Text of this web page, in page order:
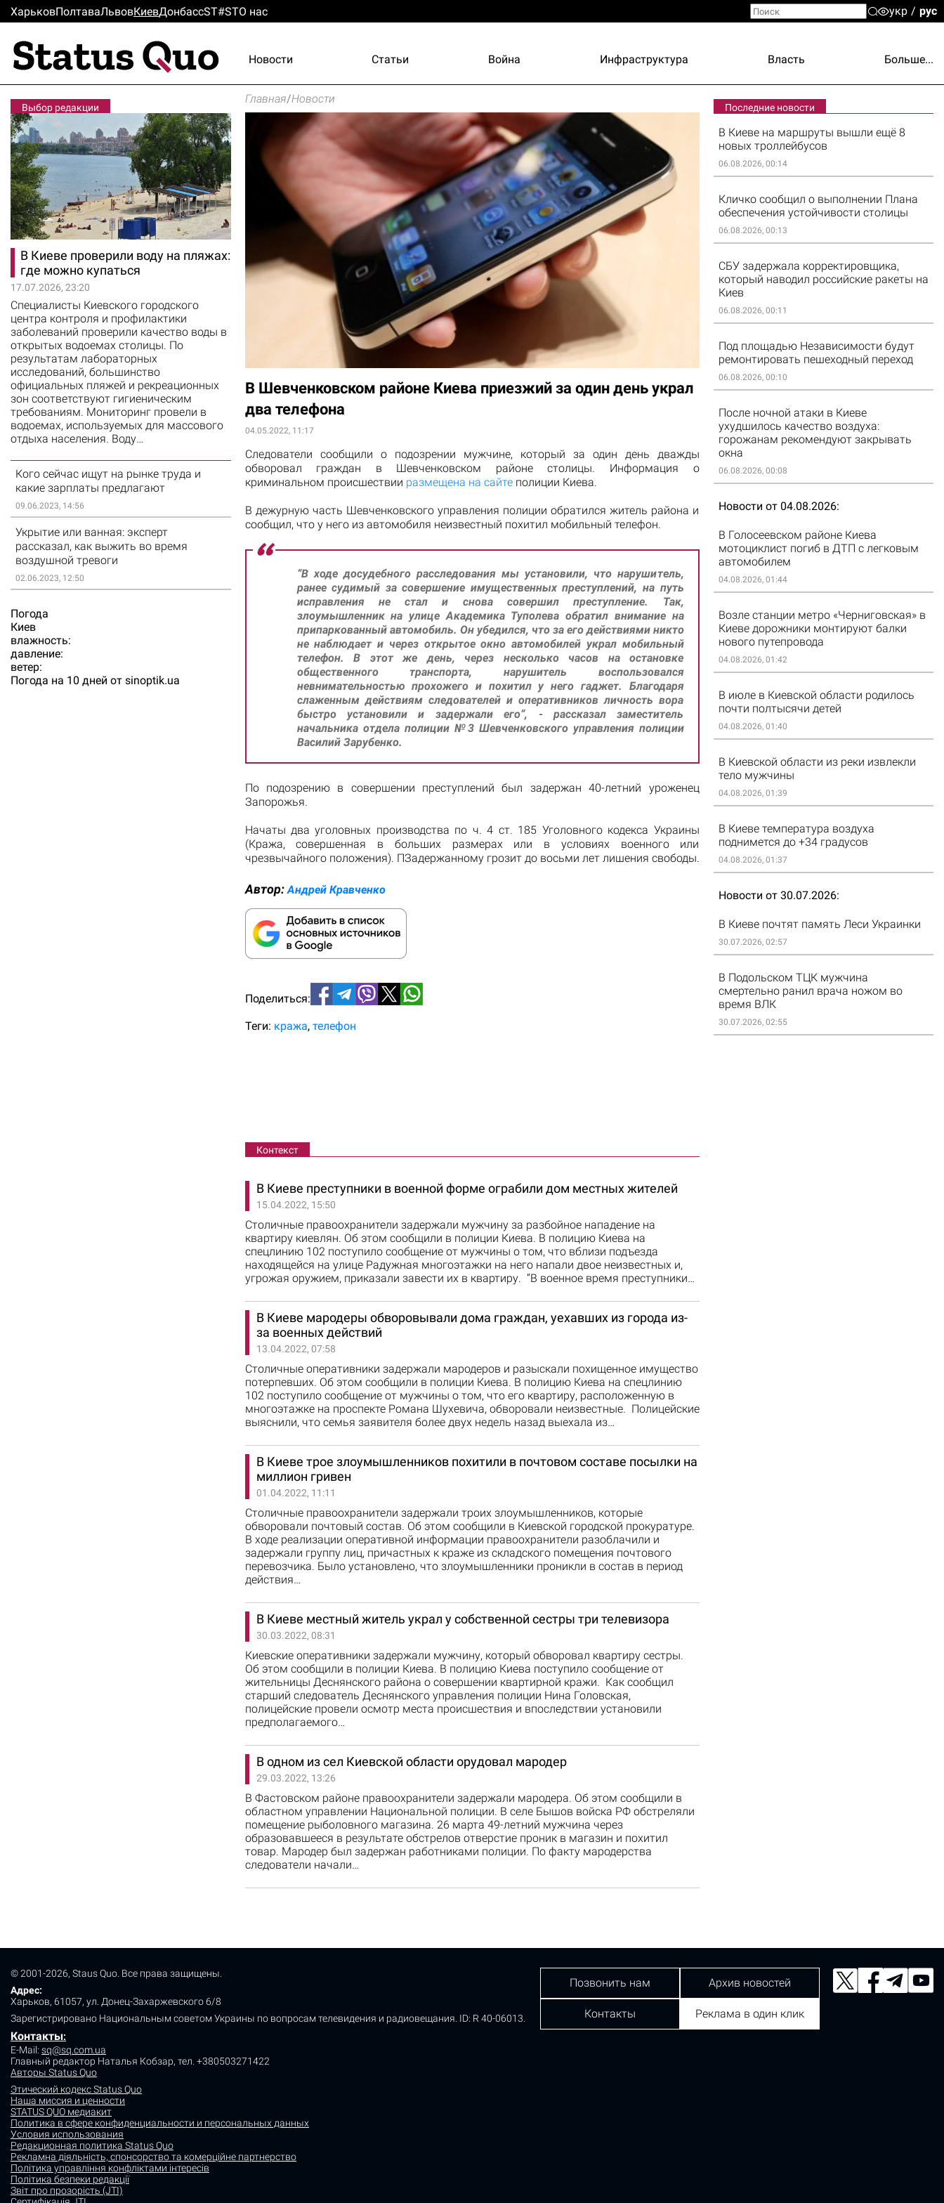
ХарьковПолтаваЛьвовКиевДонбассST#STО нас укр рус
Новости Статьи Война Инфраструктура Власть Больше...
Выбор редакции
В Киеве проверили воду на пляжах:
где можно купаться
17.07.2026, 23:20
Специалисты Киевского городского
центра контроля и профилактики
заболеваний проверили качество воды в
открытых водоемах столицы. По
результатам лабораторных
исследований, большинство
официальных пляжей и рекреационных
зон соответствуют гигиеническим
требованиям. Мониторинг провели в
водоемах, используемых для массового
отдыха населения. Воду…
Кого сейчас ищут на рынке труда и
какие зарплаты предлагают
09.06.2023, 14:56
Укрытие или ванная: эксперт
рассказал, как выжить во время
воздушной тревоги
02.06.2023, 12:50
Погода
Киев
влажность:
давление:
ветер:
Погода на 10 дней от sinoptik.ua
Главная/Новости
В Шевченковском районе Киева приезжий за один день украл
два телефона
04.05.2022, 11:17
Следователи сообщили о подозрении мужчине, который за один день дважды
обворовал граждан в Шевченковском районе столицы. Информация о
криминальном происшествии размещена на сайтеполиции Киева.
В дежурную часть Шевченковского управления полиции обратился житель района и
сообщил, что у него из автомобиля неизвестный похитил мобильный телефон.
“В ходе досудебного расследования мы установили, что нарушитель,
ранее судимый за совершение имущественных преступлений, на путь
исправления не стал и снова совершил преступление. Так,
злоумышленник на улице Академика Туполева обратил внимание на
припаркованный автомобиль. Он убедился, что за его действиями никто
не наблюдает и через открытое окно автомобилей украл мобильный
телефон. В этот же день, через несколько часов на остановке
общественного транспорта, нарушитель воспользовался
невнимательностью прохожего и похитил у него гаджет. Благодаря
слаженным действиям следователей и оперативников личность вора
быстро установили и задержали его”, - рассказал заместитель
начальника отдела полиции №3 Шевченковского управления полиции
Василий Зарубенко.
По подозрению в совершении преступлений был задержан 40-летний уроженец
Запорожья.
Начаты два уголовных производства по ч. 4 ст. 185 Уголовного кодекса Украины
(Кража, совершенная в больших размерах или в условиях военного или
чрезвычайного положения). ПЗадержанному грозит до восьми лет лишения свободы.
Автор: Андрей Кравченко
Поделиться:
Теги: кража телефон
Контекст
В Киеве преступники в военной форме ограбили дом местных жителей
15.04.2022, 15:50
Столичные правоохранители задержали мужчину за разбойное нападение на
квартиру киевлян. Об этом сообщили в полиции Киева. В полицию Киева на
спецлинию 102 поступило сообщение от мужчины о том, что вблизи подъезда
находящейся на улице Радужная многоэтажки на него напали двое неизвестных и,
угрожая оружием, приказали завести их в квартиру. “В военное время преступники…
В Киеве мародеры обворовывали дома граждан, уехавших из города из-
за военных действий
13.04.2022, 07:58
Столичные оперативники задержали мародеров и разыскали похищенное имущество
потерпевших. Об этом сообщили в полиции Киева. В полицию Киева на спецлинию
102 поступило сообщение от мужчины о том, что его квартиру, расположенную в
многоэтажке на проспекте Романа Шухевича, обворовали неизвестные. Полицейские
выяснили, что семья заявителя более двух недель назад выехала из…
В Киеве трое злоумышленников похитили в почтовом составе посылки на
миллион гривен
01.04.2022, 11:11
Столичные правоохранители задержали троих злоумышленников, которые
обворовали почтовый состав. Об этом сообщили в Киевской городской прокуратуре.
В ходе реализации оперативной информации правоохранители разоблачили и
задержали группу лиц, причастных к краже из складского помещения почтового
перевозчика. Было установлено, что злоумышленники проникли в состав в период
действия…
В Киеве местный житель украл у собственной сестры три телевизора
30.03.2022, 08:31
Киевские оперативники задержали мужчину, который обворовал квартиру сестры.
Об этом сообщили в полиции Киева. В полицию Киева поступило сообщение от
жительницы Деснянского района о совершении квартирной кражи. Как сообщил
старший следователь Деснянского управления полиции Нина Головская,
полицейские провели осмотр места происшествия и впоследствии установили
предполагаемого…
В одном из сел Киевской области орудовал мародер
29.03.2022, 13:26
В Фастовском районе правоохранители задержали мародера. Об этом сообщили в
областном управлении Национальной полиции. В селе Бышов войска РФ обстреляли
помещение рыболовного магазина. 26 марта 49-летний мужчина через
образовавшееся в результате обстрелов отверстие проник в магазин и похитил
товар. Мародер был задержан работниками полиции. По факту мародерства
следователи начали…
Последние новости
В Киеве на маршруты вышли ещё 8
новых троллейбусов
06.08.2026, 00:14
Кличко сообщил о выполнении Плана
обеспечения устойчивости столицы
06.08.2026, 00:13
СБУ задержала корректировщика,
который наводил российские ракеты на
Киев
06.08.2026, 00:11
Под площадью Независимости будут
ремонтировать пешеходный переход
06.08.2026, 00:10
После ночной атаки в Киеве
ухудшилось качество воздуха:
горожанам рекомендуют закрывать
окна
06.08.2026, 00:08
Новости от 04.08.2026
В Голосеевском районе Киева
мотоциклист погиб в ДТП с легковым
автомобилем
04.08.2026, 01:44
Возле станции метро «Черниговская» в
Киеве дорожники монтируют балки
нового путепровода
04.08.2026, 01:42
В июле в Киевской области родилось
почти полтысячи детей
04.08.2026, 01:40
В Киевской области из реки извлекли
тело мужчины
04.08.2026, 01:39
В Киеве температура воздуха
поднимется до +34 градусов
04.08.2026, 01:37
Новости от 30.07.2026
В Киеве почтят память Леси Украинки
30.07.2026, 02:57
В Подольском ТЦК мужчина
смертельно ранил врача ножом во
время ВЛК
30.07.2026, 02:55
© 2001-2026, Staus Quo. Все права защищены.
Адрес:
Харьков, 61057, ул. Донец-Захаржевского 6/8
Зарегистрировано Национальным советом Украины по вопросам телевидения и радиовещания. ID: R 40-06013.
Контакты:
E-Mail: sq@sq.com.ua
Главный редактор Наталья Кобзар, тел. +380503271422
Авторы Status Quo
Этический кодекс Status Quo
Наша миссия и ценности
STATUS QUO медиакит
Политика в сфере конфиденциальности и персональных данных
Условия использования
Редакционная политика Status Quo
Рекламна діяльність, спонсорство та комерційне партнерство
Політика управління конфліктами інтересів
Політика безпеки редакції
Звіт про прозорість (JTI)
Позвонить нам Архив новостей
Контакты Реклама в один клик